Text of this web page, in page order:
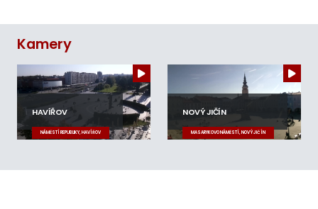
Kamery
HAVÍŘOV
NÁMĚSTÍ REPUBLIKY, HAVÍŘOV
NOVÝ JIČÍN
MASARYKOVO NÁMĚSTÍ, NOVÝ JIČÍN